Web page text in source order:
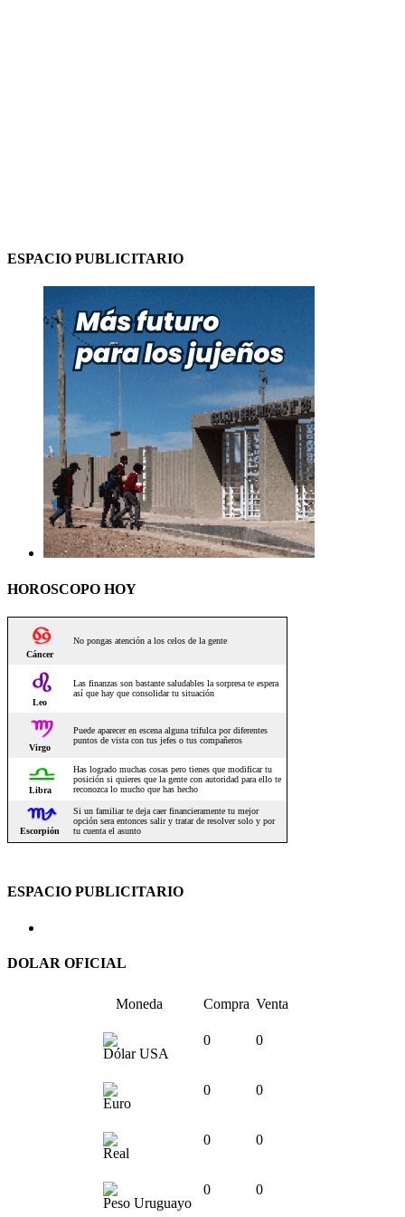
ESPACIO PUBLICITARIO
HOROSCOPO HOY
ESPACIO PUBLICITARIO
DOLAR OFICIAL
Moneda Compra Venta
Dólar USA
0 0
Euro
0 0
Real
0 0
Peso Uruguayo
0 0